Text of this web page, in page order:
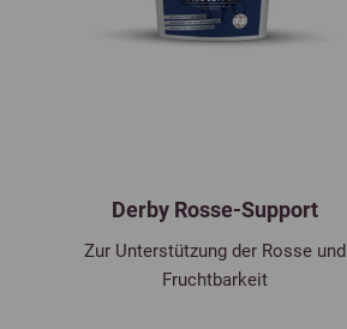
Derby Rosse-Support
Zur Unterstützung der Rosse und
Fruchtbarkeit